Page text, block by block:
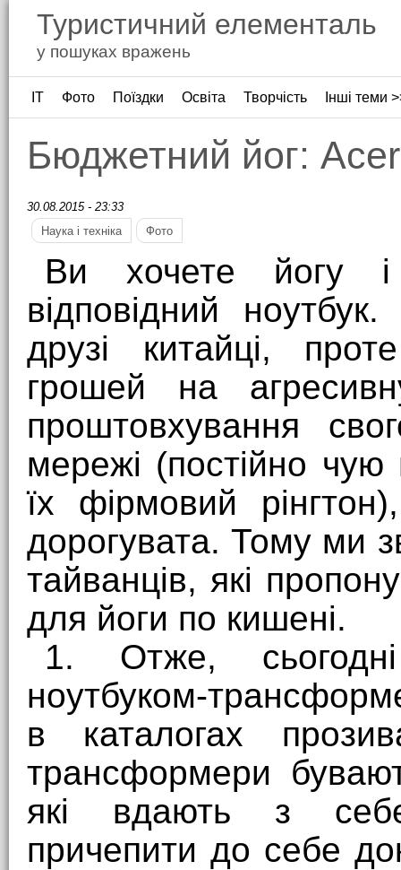
Туристичний елементаль
у пошуках вражень
ІТ Фото Поїздки Освіта Творчість Інші теми
Бюджетний йог:
30.08.2015 - 23:33
Наука і техніка
Фото
Ви хочете йогу
відповідний
друзі китайці,
грошей на
проштовхування
мережі (постійно чую
їх фірмовий
дорогувата. Тому ми
тайванців, які
для йоги по кишені.
1. Отже,
ноутбуком-
в каталогах
трансформери
які вдають з
причепити до себе